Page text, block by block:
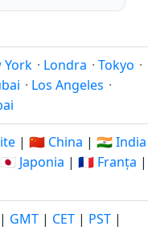
York · Londra · Tokyo ·
· Los Angeles ·
| 🇨🇳 China | 🇮🇳 India
🇯🇵 Japonia | 🇫🇷 Franța |
| GMT | CET | PST |